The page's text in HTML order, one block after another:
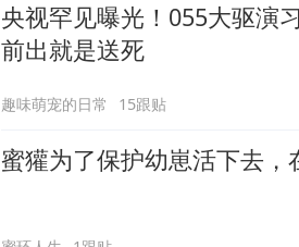
央视罕见曝光！055大驱演
前出就是送死
趣味萌宠的日常 15跟贴
蜜獾为了保护幼崽活下去，